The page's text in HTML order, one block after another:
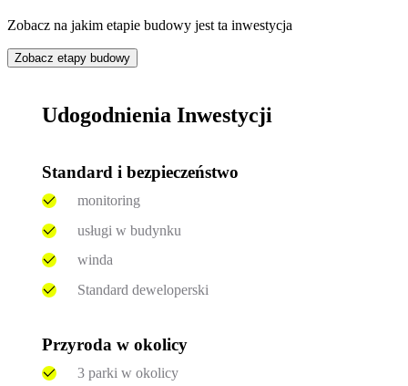
Zobacz na jakim etapie budowy jest ta inwestycja
Zobacz etapy budowy
Udogodnienia Inwestycji
Standard i bezpieczeństwo
monitoring
usługi w budynku
winda
Standard deweloperski
Przyroda w okolicy
3 parki w okolicy